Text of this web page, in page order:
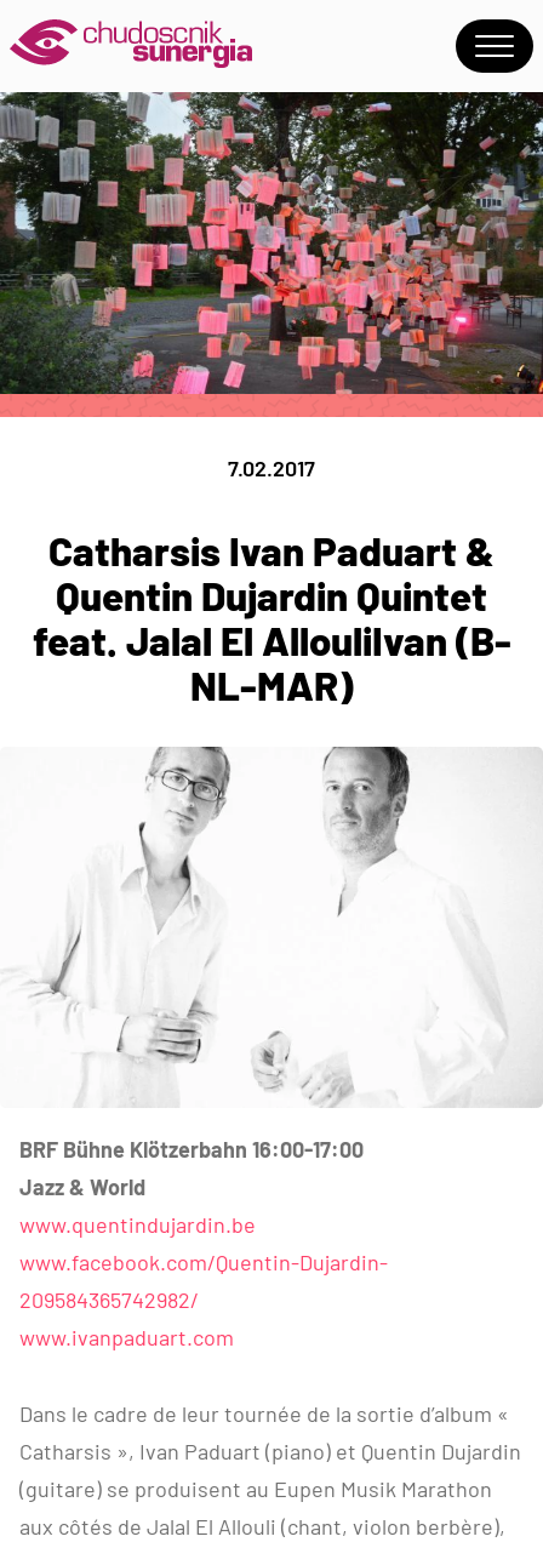
7.02.2017
Catharsis Ivan Paduart &
Quentin Dujardin Quintet
feat. Jalal El AllouliIvan (B-
NL-MAR)
BRF Bühne Klötzerbahn 16:00-17:00
Jazz & World
www.quentindujardin.be
www.facebook.com/Quentin-Dujardin-
209584365742982/
www.ivanpaduart.com
Dans le cadre de leur tournée de la sortie d’album «
Catharsis », Ivan Paduart (piano) et Quentin Dujardin
(guitare) se produisent au Eupen Musik Marathon
aux côtés de Jalal El Allouli (chant, violon berbère),